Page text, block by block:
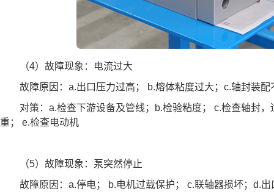
（4）故障现象：电流过大
故障原因：a.出口压力过高； b.熔体粘度过大；c.轴封装配
对策：a.检查下游设备及管线；b.检验粘度； c.检查轴封，
重； e.检查电动机
（5）故障现象：泵突然停止
故障原因：a.停电； b.电机过载保护； c.联轴器损坏；d.出